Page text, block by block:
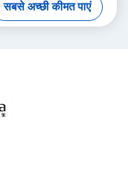
सबसे अच्छी कीमत पाएं